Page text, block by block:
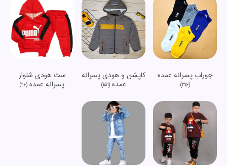
جوراب پسرانه عمده
(316)
کاپشن و هودی پسرانه
عمده(151)
ست هودی شلوار
پسرانه عمده (116)